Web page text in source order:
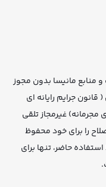
منابع مانیسا بدون مجوز
جرایم رایانه ای
مجرمانه) غیرمجاز تلقی
را برای خود محفوظ
حاضر، تنها برای